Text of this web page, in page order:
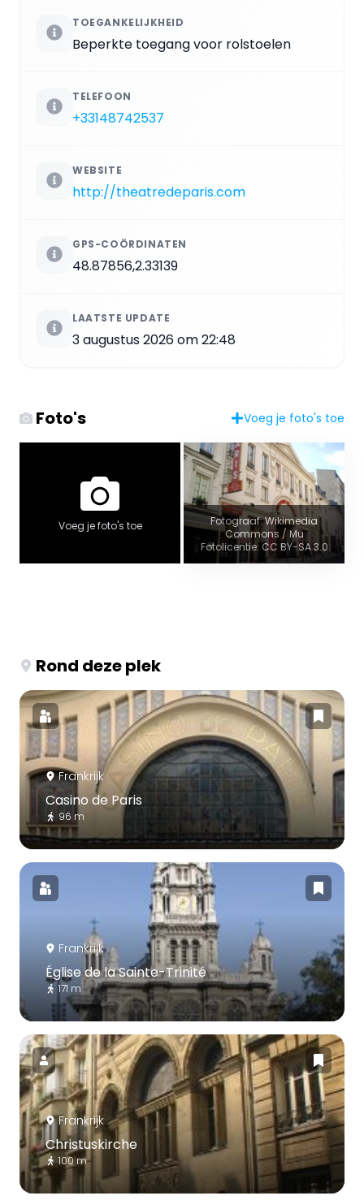
TOEGANKELIJKHEID
Beperkte toegang voor rolstoelen
TELEFOON
+33148742537
WEBSITE
http://theatredeparis.com
GPS-COÖRDINATEN
48.87856,2.33139
LAATSTE UPDATE
3 augustus 2026 om 22:48
Foto's Voeg je foto's toe
Voeg je foto's toe
Fotograaf: Wikimedia
Commons / Mu
Fotolicentie: CC BY-SA 3.0
Rond deze plek
Frankrijk
Casino de Paris
96 m
Frankrijk
Église de la Sainte-Trinité
171 m
Frankrijk
Christuskirche
100 m